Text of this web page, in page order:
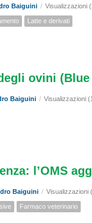
Baiguini / Visualizzazioni
Latte e derivati
ovini
Baiguini / Visualizzazioni
l’OMS
Baiguini / Visualizzazioni
Farmaco veterinario